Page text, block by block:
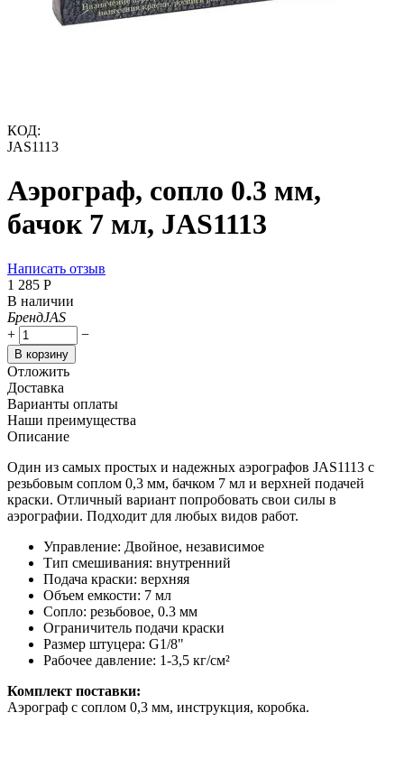
КОД:
JAS1113
Аэрограф, сопло 0.3 мм,
бачок 7 мл, JAS1113
Написать отзыв
1 285 Р
В наличии
БрендJAS
+
−
В корзину
Отложить
Доставка
Варианты оплаты
Наши преимущества
Описание
Один из самых простых и надежных аэрографов JAS1113 с
резьбовым соплом 0,3 мм, бачком 7 мл и верхней подачей
краски. Отличный вариант попробовать свои силы в
аэрографии. Подходит для любых видов работ.
Управление: Двойное, независимое
Тип смешивания: внутренний
Подача краски: верхняя
Объем емкости: 7 мл
Сопло: резьбовое, 0.3 мм
Ограничитель подачи краски
Размер штуцера: G1/8"
Рабочее давление: 1-3,5 кг/см²
Комплект поставки:
Аэрограф с соплом 0,3 мм, инструкция, коробка.